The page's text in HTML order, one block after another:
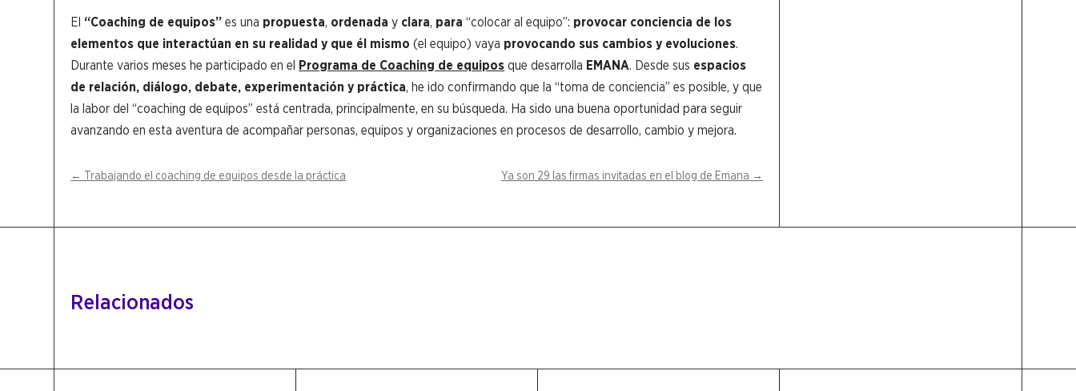
El “Coaching de equipos” es una propuesta, ordenada y clara, para “colocar al equipo”: provocar conciencia de los
elementos que interactúan en su realidad y que él mismo (el equipo) vaya provocando sus cambios y evoluciones.
Durante varios meses he participado en el Programa de Coaching de equipos que desarrolla EMANA. Desde sus espacios
de relación, diálogo, debate, experimentación y práctica, he ido confirmando que la “toma de conciencia” es posible, y que
la labor del “coaching de equipos” está centrada, principalmente, en su búsqueda. Ha sido una buena oportunidad para seguir
avanzando en esta aventura de acompañar personas, equipos y organizaciones en procesos de desarrollo, cambio y mejora.
← Trabajando el coaching de equipos desde la práctica Ya son 29 las firmas invitadas en el blog de Emana →
Relacionados